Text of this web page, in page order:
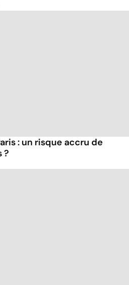
: un risque accru de
?